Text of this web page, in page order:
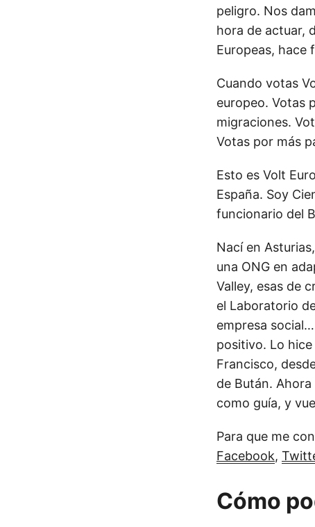
peligro. Nos
hora de actuar,
Europeas, hace
Cuando votas
europeo. Votas
migraciones.
Votas por más
Esto es Volt
España. Soy
funcionario del
Nací en
una ONG en
Valley, esas de
el Laboratorio
empresa
positivo. Lo
Francisco,
de Bután.
como guía, y
Para que me
Facebook,
Cómo